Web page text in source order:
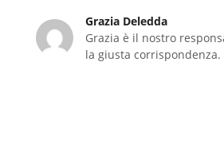
Grazia Deledda
Grazia è il nostro
la giusta